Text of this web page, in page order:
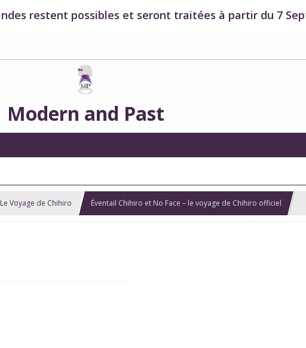
restent possibles et seront traitées à partir du 7
Modern and Past
Voyage de Chihiro Éventail Chihiro et No Face – le voyage de Chihiro officiel